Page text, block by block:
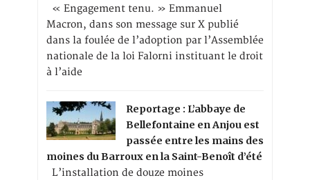
« Engagement tenu. » Emmanuel
Macron, dans son message sur X publié
dans la foulée de l’adoption par l’Assemblée
nationale de la loi Falorni instituant le droit
à l’aide
Reportage : L’abbaye de
Bellefontaine en Anjou est
passée entre les mains des
moines du Barroux en la Saint-Benoît d’été
L’installation de douze moines